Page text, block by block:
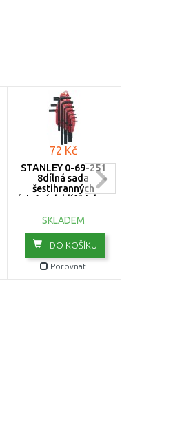
72 Kč
STANLEY 0-69-251
8dílná sada
šestihranných
zástrčných klíčů Inbus -
SKLADEM
DO KOŠÍKU
Porovnat